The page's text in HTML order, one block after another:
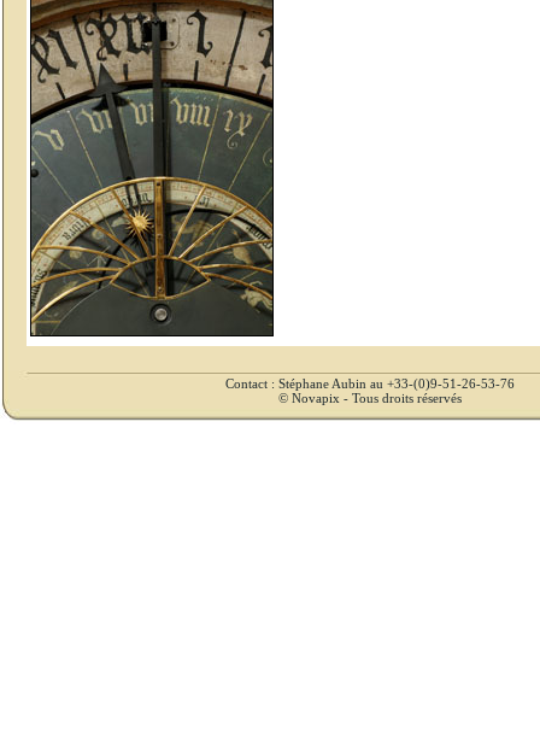
Contact : Stéphane Aubin au +33-(0)9-51-26-53-76
© Novapix - Tous droits réservés